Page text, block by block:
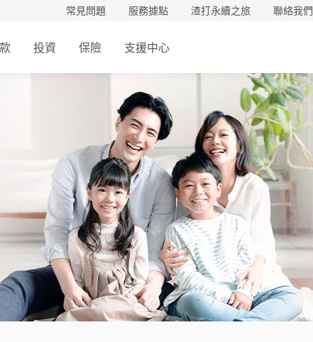
常見問題 服務據點 渣打永續之旅 聯絡我們
投資 保險 支援中心